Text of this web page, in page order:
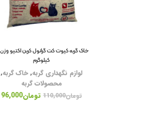
کیلوگرم
لوازم نگهداری گربه,خاک گربه,
محصولات گربه
تومان110,000 تومان96,000